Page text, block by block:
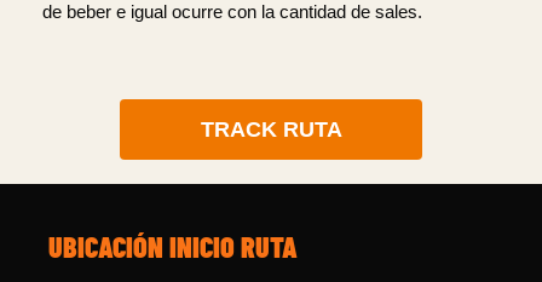
de beber e igual ocurre con la cantidad de sales.
TRACK RUTA
UBICACIÓN INICIO RUTA